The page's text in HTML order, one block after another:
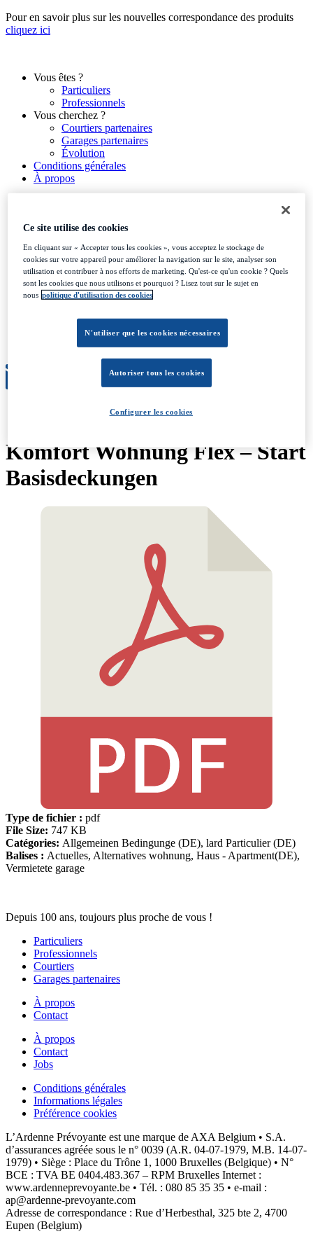
Aller
au
Pour en savoir plus sur les nouvelles correspondance des produits
cliquez ici
Vous êtes ?
Particuliers
Professionnels
Vous cherchez ?
Courtiers partenaires
Garages partenaires
Évolution
Conditions générales
À propos
Particuliers
Professionnels
Vous cherchez ?
Courtiers partenaires
Évolution
Conditions générales
Komfort Wohnung Flex – Start
Basisdeckungen
Type de fichier : pdf
File Size: 747 KB
Catégories: Allgemeinen Bedingunge (DE), lard Particulier (DE)
Balises : Actuelles, Alternatives wohnung, Haus - Apartment(DE),
Vermietete garage
Depuis 100 ans, toujours plus proche de vous !
Particuliers
Professionnels
Courtiers
Garages partenaires
À propos
Contact
À propos
Contact
Jobs
Conditions générales
Informations légales
Préférence cookies
L’Ardenne Prévoyante est une marque de AXA Belgium • S.A.
d’assurances agréée sous le n° 0039 (A.R. 04-07-1979, M.B. 14-07-
1979) • Siège : Place du Trône 1, 1000 Bruxelles (Belgique) • N°
BCE : TVA BE 0404.483.367 – RPM Bruxelles Internet :
www.ardenneprevoyante.be • Tél. : 080 85 35 35 • e-mail :
ap@ardenne-prevoyante.com
Adresse de correspondance : Rue d’Herbesthal, 325 bte 2, 4700
Eupen (Belgium)
Ce site utilise des cookies
En cliquant sur « Accepter tous les cookies », vous acceptez le stockage de
cookies sur votre appareil pour améliorer la navigation sur le site, analyser son
utilisation et contribuer à nos efforts de marketing. Qu'est-ce qu'un cookie ? Quels
sont les cookies que nous utilisons et pourquoi ? Lisez tout sur le sujet en
nous politique d'utilisation des cookies
N'utiliser que les cookies nécessaires
Autoriser tous les cookies
Configurer les cookies